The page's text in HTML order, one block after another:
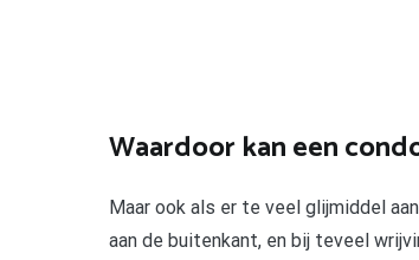
Waardoor kan een
Maar ook als er te veel glijmiddel
aan de buitenkant, en bij teveel